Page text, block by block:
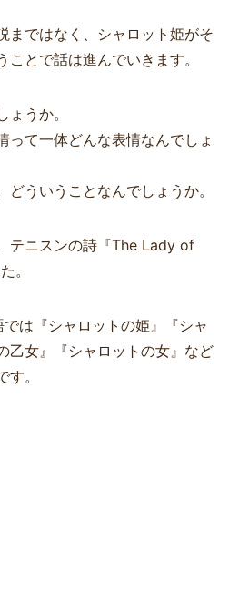
まではなく、シャロット姫がそ
とで話は進んでいきます。
うか。
って一体どんな表情なんでしょ
ういうことなんでしょうか。
テニスンの詩『The Lady of
。
は『シャロットの姫』『シャ
乙女』『シャロットの女』など
。